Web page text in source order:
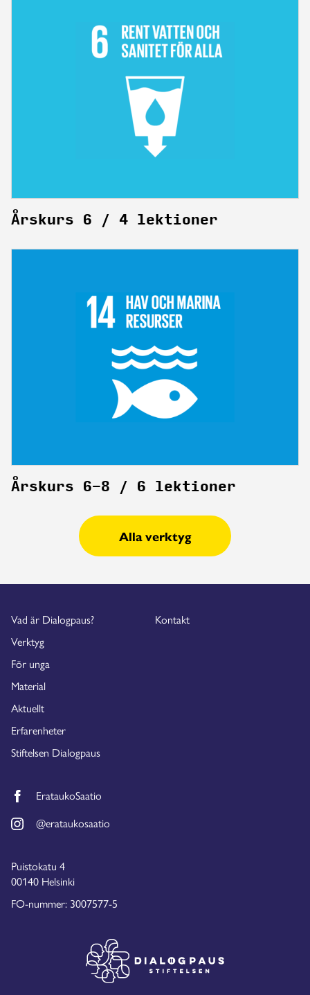
Årskurs 6 / 4 lektioner
Årskurs 6-8 / 6 lektioner
Alla verktyg
Vad är Dialogpaus?
Verktyg
För unga
Material
Aktuellt
Erfarenheter
Stiftelsen Dialogpaus
Kontakt
ErataukoSaatio
@erataukosaatio
Puistokatu 4
00140 Helsinki
FO-nummer: 3007577-5